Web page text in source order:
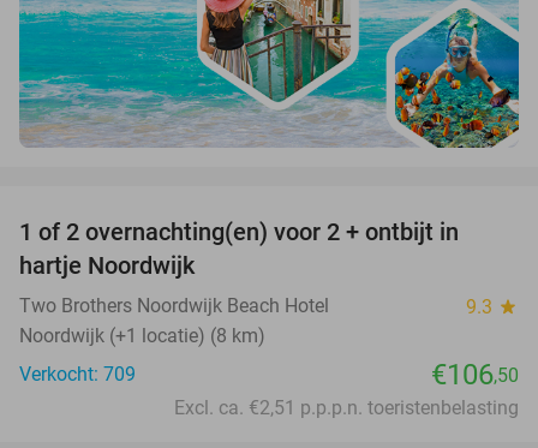
1 of 2 overnachting(en) voor 2 + ontbijt in
hartje Noordwijk
Two Brothers Noordwijk Beach Hotel 9.3 star
Noordwijk (+1 locatie) (8 km)
Verkocht: 709
€106,50
Excl. ca. €2,51 p.p.p.n. toeristenbelasting